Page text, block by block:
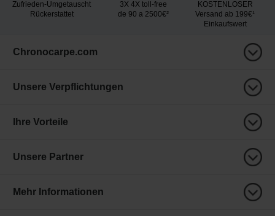
Zufrieden-Umgetauscht
Rückerstattet
3X 4X toll-free
de 90 a 2500€²
KOSTENLOSER
Versand ab 199€¹
Einkaufswert
Chronocarpe.com
Unsere Verpflichtungen
Ihre Vorteile
Unsere Partner
Mehr Informationen